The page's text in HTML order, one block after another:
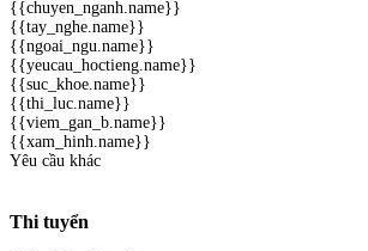
{{chuyen_nganh.name}}
{{tay_nghe.name}}
{{ngoai_ngu.name}}
{{yeucau_hoctieng.name}}
{{suc_khoe.name}}
{{thi_luc.name}}
{{viem_gan_b.name}}
{{xam_hinh.name}}
Yêu cầu khác
Thi tuyển